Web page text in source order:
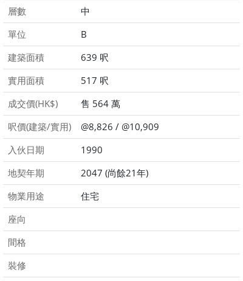
層數
中
單位
B
建築面積
639 呎
實用面積
517 呎
成交價(HK$)
售 564 萬
呎價(建築/實用)
@8,826 / @10,909
入伙日期
1990
地契年期
2047 (尚餘21年)
物業用途
住宅
座向
間格
裝修